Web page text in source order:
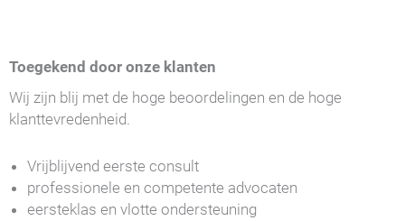
Toegekend door onze klanten
Wij zijn blij met de hoge beoordelingen en de hoge
klanttevredenheid.
Vrijblijvend eerste consult
professionele en competente advocaten
eersteklas en vlotte ondersteuning